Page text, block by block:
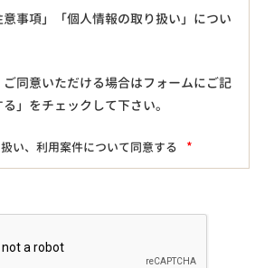
意事項」「個人情報の取り扱い」につい
同意いただける場合はフォームにご記
」をチェックして下さい。
い、利用案件について同意する *